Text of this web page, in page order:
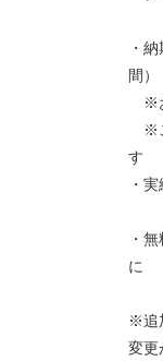
：
・
間
※
※
す
：
・
に
※追
変更